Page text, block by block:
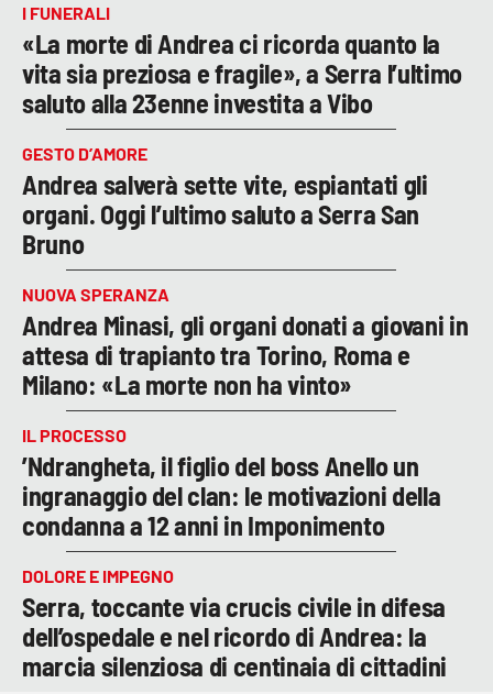
I FUNERALI
«La morte di Andrea ci ricorda quanto la
vita sia preziosa e fragile», a Serra l’ultimo
saluto alla 23enne investita a Vibo
GESTO D’AMORE
Andrea salverà sette vite, espiantati gli
organi. Oggi l’ultimo saluto a Serra San
Bruno
NUOVA SPERANZA
Andrea Minasi, gli organi donati a giovani in
attesa di trapianto tra Torino, Roma e
Milano: «La morte non ha vinto»
IL PROCESSO
’Ndrangheta, il figlio del boss Anello un
ingranaggio del clan: le motivazioni della
condanna a 12 anni in Imponimento
DOLORE E IMPEGNO
Serra, toccante via crucis civile in difesa
dell’ospedale e nel ricordo di Andrea: la
marcia silenziosa di centinaia di cittadini